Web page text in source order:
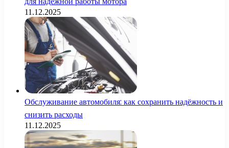
11.12.2025
Обслуживание автомобиля: как сохранить надёжность и
снизить расходы
11.12.2025